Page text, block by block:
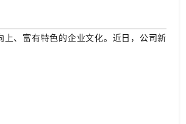
、富有特色的企业文化。近日，公司新